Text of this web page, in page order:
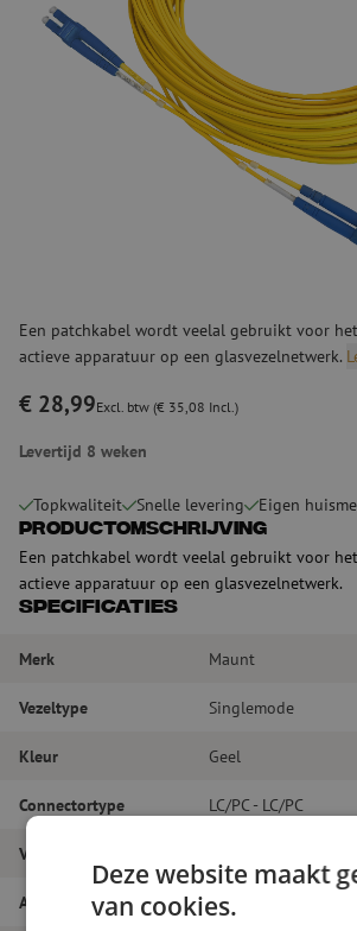
Een patchkabel wordt veelal gebruikt voor
actieve apparatuur op een glasvezelnetwerk.
€ 28,99Excl. btw (€ 35,08 Incl.)
Levertijd 8 weken
Topkwaliteit Snelle levering Eigen
Productomschrijving
Een patchkabel wordt veelal gebruikt voor
actieve apparatuur op een glasvezelnetwerk.
Specificaties
Merk Maunt
Vezeltype Singlemode
Kleur Geel
Connectortype LC/PC - LC/PC
Vezelsoort
Aantal vezels Duplex
Deze website maakt
van cookies.